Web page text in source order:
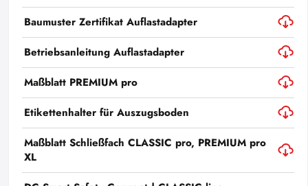
Baumuster Zertifikat Auflastadapter
Betriebsanleitung Auflastadapter
Maßblatt PREMIUM pro
Etikettenhalter für Auszugsboden
Maßblatt Schließfach CLASSIC pro, PREMIUM pro
XL